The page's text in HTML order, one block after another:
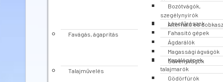
Bozótvágók,
szegélynyírók
Alternáló és
Favágás, ágaprítás
Láncfűrészek
Fahasító gépek
Ágdarálók
Magassági ágvágók
Sövényvágók
Talajművelés
Kapálógépek,
talajmarók
Gödörfúrók